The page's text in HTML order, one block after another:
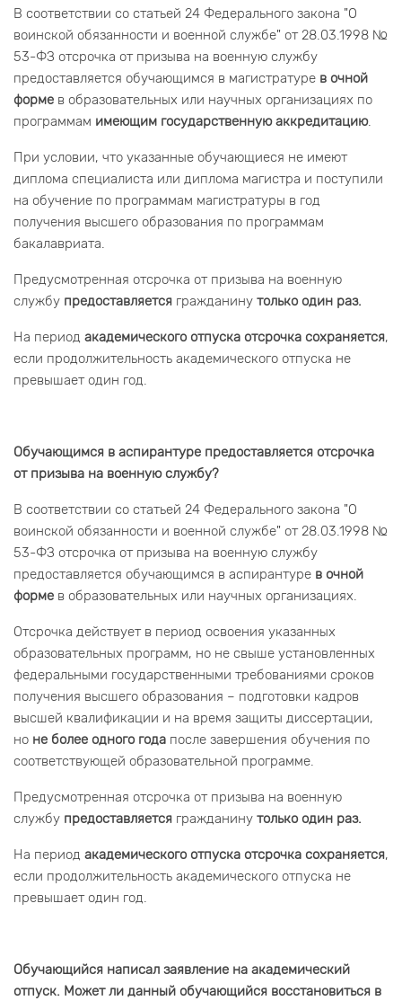
В соответствии со статьей 24 Федерального закона "О
воинской обязанности и военной службе" от 28.03.1998 №
53-ФЗ отсрочка от призыва на военную службу
предоставляется обучающимся в магистратуре в очной
форме в образовательных или научных организациях по
программам имеющим государственную аккредитацию.
При условии, что указанные обучающиеся не имеют
диплома специалиста или диплома магистра и поступили
на обучение по программам магистратуры в год
получения высшего образования по программам
бакалавриата.
Предусмотренная отсрочка от призыва на военную
службу предоставляется гражданину только один раз.
На период академического отпуска отсрочка сохраняется,
если продолжительность академического отпуска не
превышает один год.
Обучающимся в аспирантуре предоставляется отсрочка
от призыва на военную службу?
В соответствии со статьей 24 Федерального закона "О
воинской обязанности и военной службе" от 28.03.1998 №
53-ФЗ отсрочка от призыва на военную службу
предоставляется обучающимся в аспирантуре в очной
форме в образовательных или научных организациях.
Отсрочка действует в период освоения указанных
образовательных программ, но не свыше установленных
федеральными государственными требованиями сроков
получения высшего образования – подготовки кадров
высшей квалификации и на время защиты диссертации,
но не более одного года после завершения обучения по
соответствующей образовательной программе.
Предусмотренная отсрочка от призыва на военную
службу предоставляется гражданину только один раз.
На период академического отпуска отсрочка сохраняется,
если продолжительность академического отпуска не
превышает один год.
Обучающийся написал заявление на академический
отпуск. Может ли данный обучающийся восстановиться в